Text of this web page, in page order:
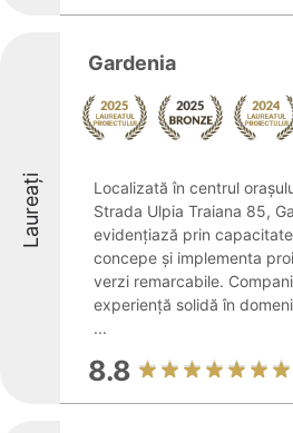
Laureați
Gardenia
Localizată în centrul
Strada Ulpia Traiana 85,
evidențiază prin
concepe și implementa
verzi remarcabile.
experiență solidă în
...
8.8